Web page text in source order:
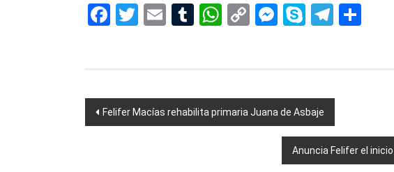
Facebook
Twitter
EmailTumblr
WhatsApp
CopyMessenger
Skype
Navegación
Felifer Macías rehabilita primaria Juana de Asbaje
Anuncia Felifer el